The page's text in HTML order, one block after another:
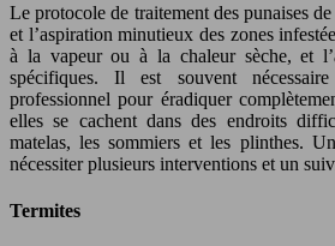
Le protocole de traitement des punaises
et l’aspiration minutieux des zones
à la vapeur ou à la chaleur sèche, et
spécifiques. Il est souvent
professionnel pour éradiquer
elles se cachent dans des endroits
matelas, les sommiers et les plinthes.
nécessiter plusieurs interventions et un
Termites